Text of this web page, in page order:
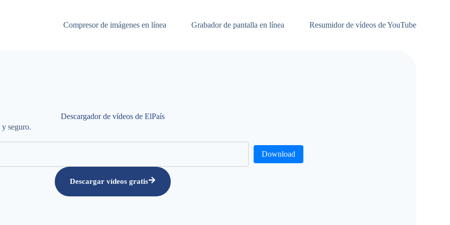
Compresor de imágenes en línea Grabador de pantalla en línea Resumidor de vídeos de YouTube
Descargador de vídeos de ElPaís
seguro.
Download
Descargar vídeos gratis